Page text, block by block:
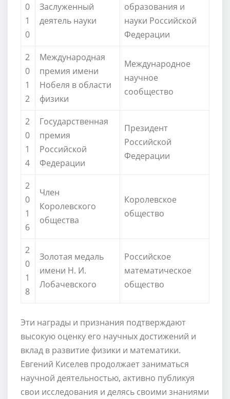
0
1
0
Заслуженный
деятель науки
образования и
науки Российской
Федерации
2
0
1
2
Международная
премия имени
Нобеля в области
физики
Международное
научное
сообщество
2
0
1
4
Государственная
премия
Российской
Федерации
Президент
Российской
Федерации
2
0
1
6
Член
Королевского
общества
Королевское
общество
2
0
1
8
Золотая медаль
имени Н. И.
Лобачевского
Российское
математическое
общество
Эти награды и признания подтверждают
высокую оценку его научных достижений и
вклад в развитие физики и математики.
Евгений Киселев продолжает заниматься
научной деятельностью, активно публикуя
свои исследования и делясь своими знаниями